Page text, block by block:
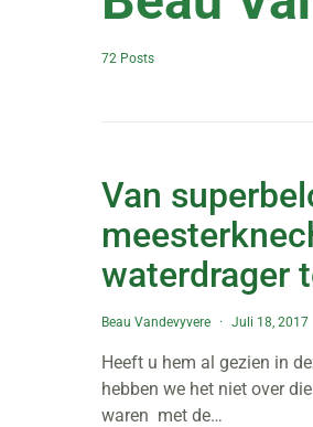
72 Posts
Van
waterdrager
Beau Vandevyvere Juli 18, 2017
Heeft u hem al gezien in
hebben we het niet over
waren met de…